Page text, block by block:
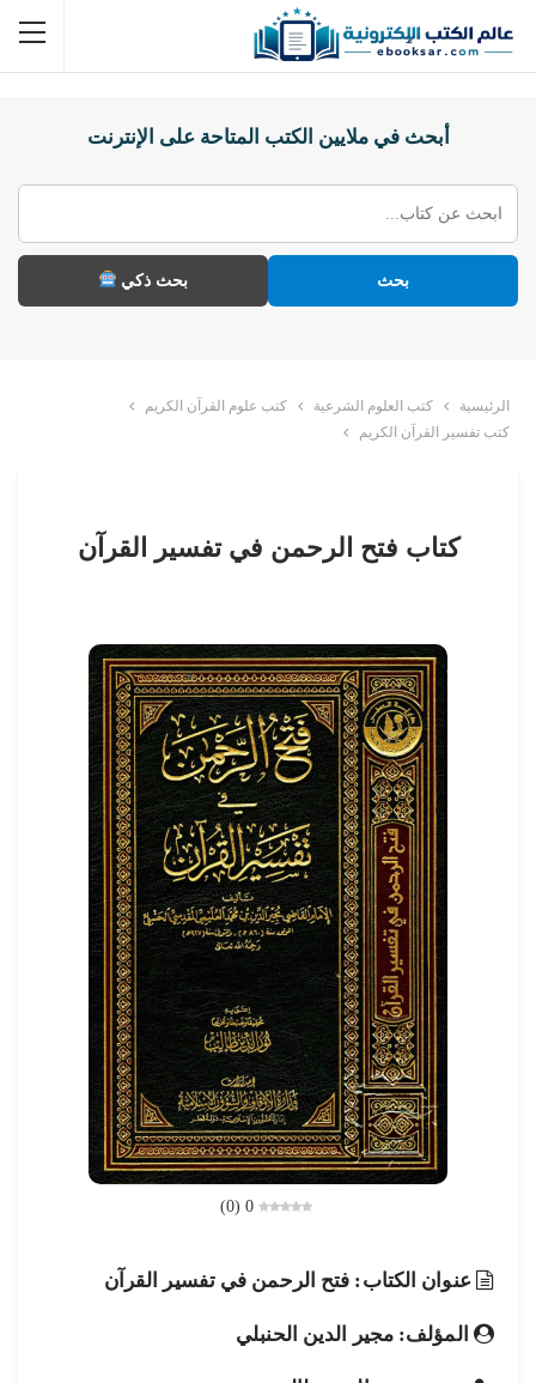
أبحث في ملايين الكتب المتاحة على الإنترنت
بحث بحث ذكي
الرئيسية كتب العلوم الشرعية
كتب علوم القرآن الكريم
كتب تفسير القرآن الكريم
كتاب فتح الرحمن في تفسير القرآن
0
(
0
)
عنوان الكتاب: فتح الرحمن في تفسير القرآن
المؤلف: مجير الدين الحنبلي